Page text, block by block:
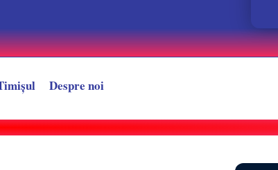
Despre noi
care l-ar putea trimite direct în spatele gratiilor. VIDEO